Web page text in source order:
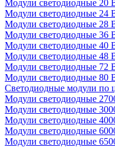
Модули светодиодные 20
Модули светодиодные 24
Модули светодиодные 28
Модули светодиодные 36
Модули светодиодные 40
Модули светодиодные 48
Модули светодиодные 72
Модули светодиодные 80
Светодиодные модули по
Модули светодиодные
Модули светодиодные
Модули светодиодные
Модули светодиодные
Модули светодиодные